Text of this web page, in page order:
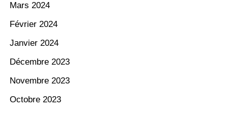
Mars 2024
Février 2024
Janvier 2024
Décembre 2023
Novembre 2023
Octobre 2023